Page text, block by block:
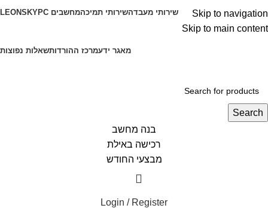
Skip to navigation
Skip to main content
שירותי מעבדהשירותי תמיכהמחשבים LEONSKYPC
SMART SHOP - חנות מחשבים, לפטופים וציוד הקפי
מאגר ידעמרכז ההורדותשאלות נפוצות
Search
בנה מחשב
רכישה באילת
מבצעי החודש
Login / Register